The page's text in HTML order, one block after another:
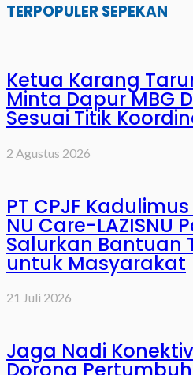
TERPOPULER SEPEKAN
Ketua Karang
Minta Dapur MBG
Sesuai Titik
2 Agustus 2026
PT CPJF
NU Care-LAZISNU
Salurkan Bantuan
untuk Masyarakat
21 Juli 2026
Jaga Nadi